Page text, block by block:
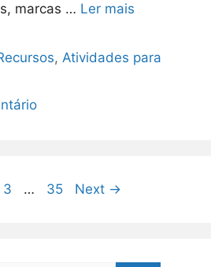
marcas … Ler mais
,Atividades para
Page
3 … Page
35 Next →